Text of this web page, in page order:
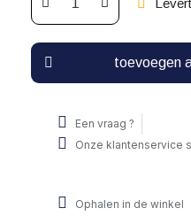
toevoegen
Een vraag ?
Onze klantenservice
Ophalen in de winkel